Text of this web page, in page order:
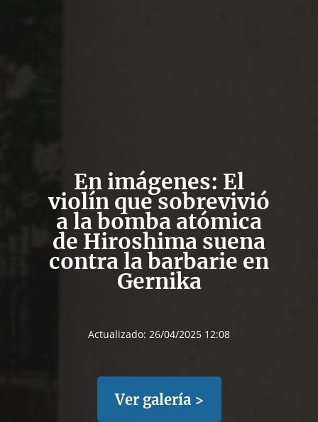
En imágenes: El
violín que sobrevivió
a la bomba atómica
de Hiroshima suena
contra la barbarie en
Gernika
Actualizado: 26/04/2025 12:08
Ver galería >